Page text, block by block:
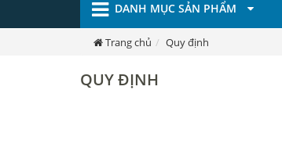
DANH MỤC SẢN PHẨM
Trang chủ Quy định
QUY ĐỊNH